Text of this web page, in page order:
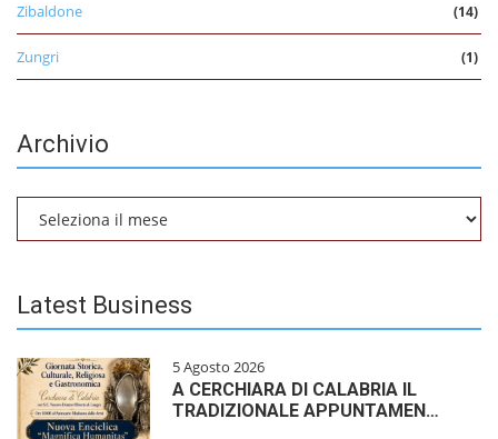
Zibaldone (14)
Zungri (1)
Archivio
Latest Business
5 Agosto 2026
A CERCHIARA DI CALABRIA IL
TRADIZIONALE APPUNTAMEN…